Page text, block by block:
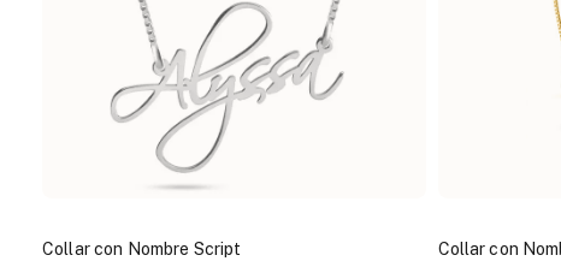
Collar con Nombre Script Collar con